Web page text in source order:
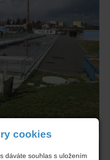
cookies
dáváte souhlas s uložením